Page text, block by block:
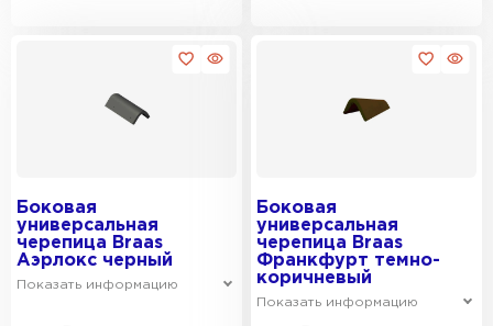
Боковая
универсальная
черепица Braas
Аэрлокс черный
Показать информацию
Боковая
универсальная
черепица Braas
Франкфурт темно-
коричневый
Показать информацию